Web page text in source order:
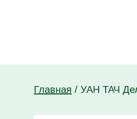
Главная / УАН ТАЧ